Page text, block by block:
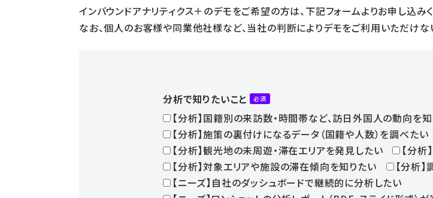
インバウンドアナリティクス＋のデモをご希望の方は、下記フォームよりお申し込み
なお、個人のお客様や同業他社様など、当社の判断によりデモをご利用いただけな